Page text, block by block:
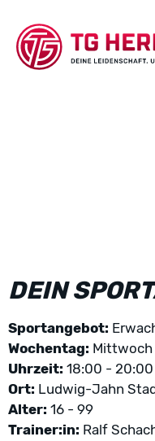
DEIN
Sportangebot:
Wochentag: Mittwoch
Uhrzeit: 18:00 - 20:00
Ort: Ludwig-Jahn
Alter: 16 - 99
Trainer:in: Ralf